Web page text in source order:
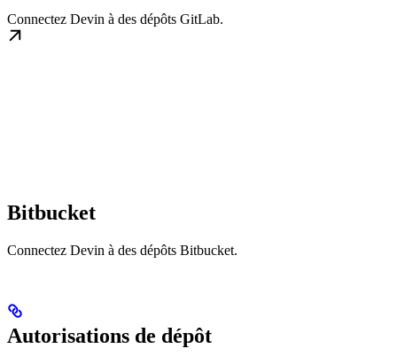
Connectez Devin à des dépôts GitLab.
Bitbucket
Connectez Devin à des dépôts Bitbucket.
Autorisations de dépôt